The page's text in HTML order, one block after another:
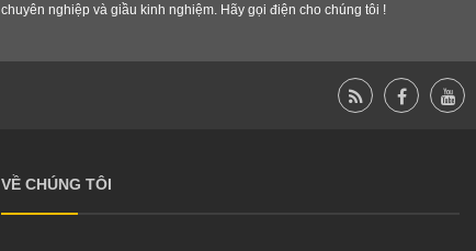
chuyên nghiệp và giầu kinh nghiệm. Hãy gọi điện cho chúng tôi !
VỀ CHÚNG TÔI